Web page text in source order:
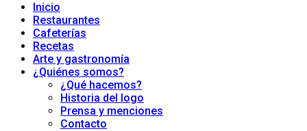
Inicio
Restaurantes
Cafeterías
Recetas
Arte y gastronomía
¿Quiénes somos?
¿Qué hacemos?
Historia del logo
Prensa y menciones
Contacto